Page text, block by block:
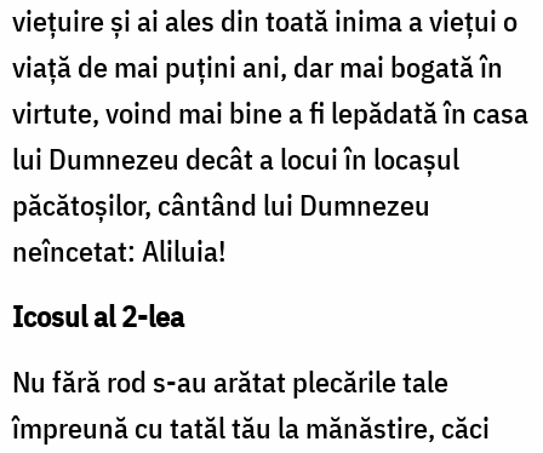
viețuire și ai ales din toată inima a viețui o
viață de mai puțini ani, dar mai bogată în
virtute, voind mai bine a fi lepădată în casa
lui Dumnezeu decât a locui în locașul
păcătoșilor, cântând lui Dumnezeu
neîncetat: Aliluia!
Icosul al 2-lea
Nu fără rod s-au arătat plecările tale
împreună cu tatăl tău la mănăstire, căci